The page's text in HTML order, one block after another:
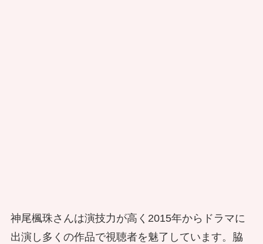
神尾楓珠さんは演技力が高く2015年からドラマに
出演し多くの作品で視聴者を魅了しています。脇